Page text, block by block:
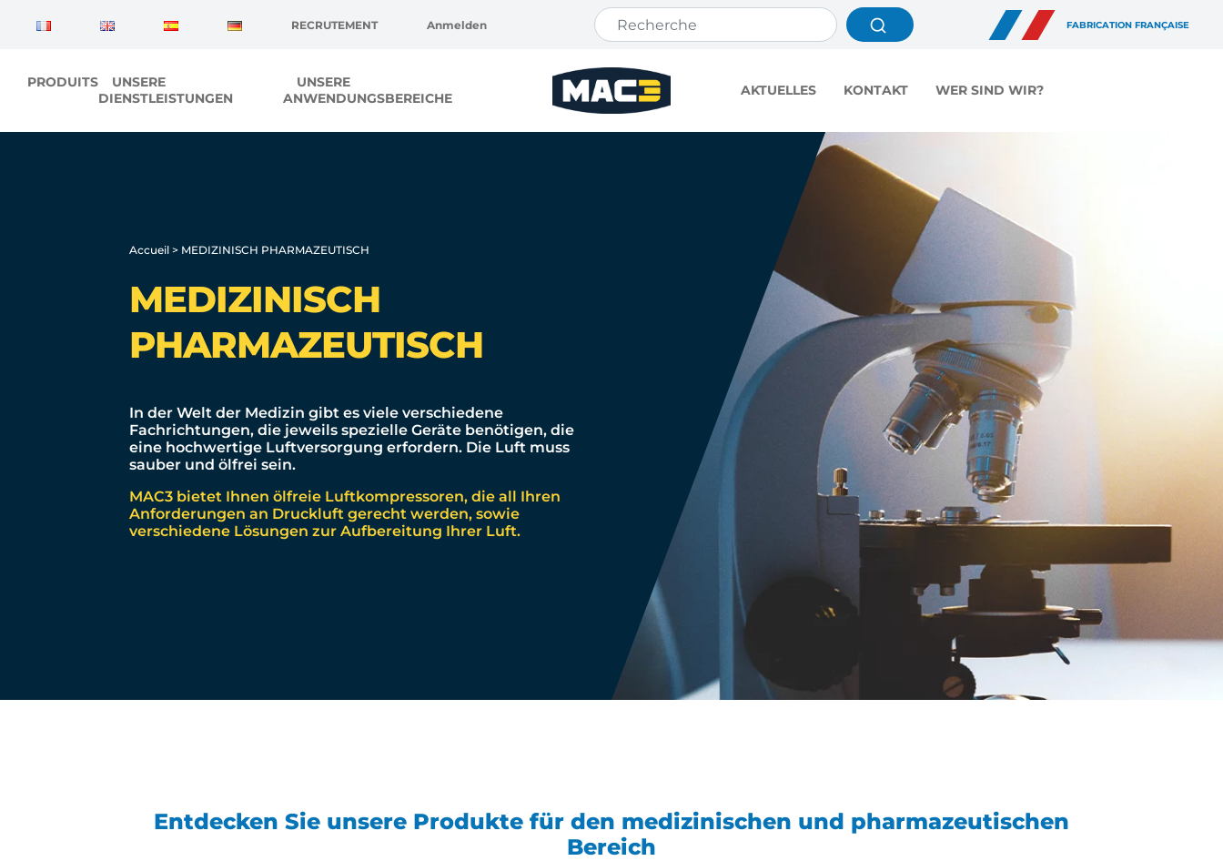
FABRICATION FRANÇAISE
RECRUTEMENT Anmelden
PRODUITS
UNSERE
DIENSTLEISTUNGEN
UNSERE
ANWENDUNGSBEREICHE
AKTUELLES KONTAKT WER SIND WIR?
Accueil > MEDIZINISCH PHARMAZEUTISCH
MEDIZINISCH
PHARMAZEUTISCH
In der Welt der Medizin gibt es viele verschiedene
Fachrichtungen, die jeweils spezielle Geräte benötigen, die
eine hochwertige Luftversorgung erfordern. Die Luft muss
sauber und ölfrei sein.
MAC3 bietet Ihnen ölfreie Luftkompressoren, die all Ihren
Anforderungen an Druckluft gerecht werden, sowie
verschiedene Lösungen zur Aufbereitung Ihrer Luft.
Entdecken Sie unsere Produkte für den medizinischen und pharmazeutischen
Bereich